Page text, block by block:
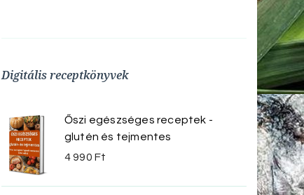
Digitális receptkönyvek
Őszi egészséges receptek -
glutén és tejmentes
4 990 Ft